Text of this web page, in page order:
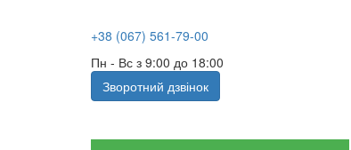
+38 (067) 561-79-00
Пн - Вс з 9:00 до 18:00
Зворотний дзвінок